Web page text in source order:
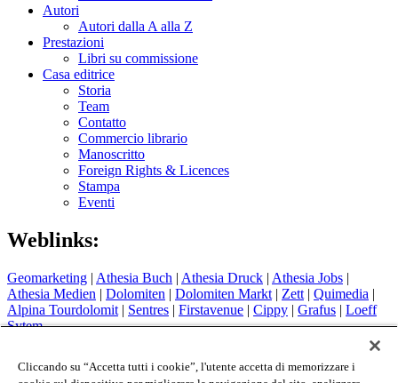
Autori
Autori dalla A alla Z
Prestazioni
Libri su commissione
Casa editrice
Storia
Team
Contatto
Commercio librario
Manoscritto
Foreign Rights & Licences
Stampa
Eventi
Weblinks:
Geomarketing | Athesia Buch | Athesia Druck | Athesia Jobs |
Athesia Medien | Dolomiten | Dolomiten Markt | Zett | Quimedia |
Alpina Tourdolomit | Sentres | Firstavenue | Cippy | Grafus | Loeff
Sytem
Cliccando su “Accetta tutti i cookie”, l'utente accetta di memorizzare i